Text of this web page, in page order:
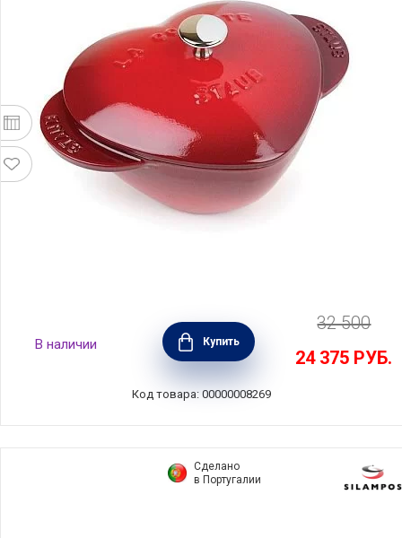
Кокот "Сердце", эмалированный чугун, цвет
гранатовый, объем 1,75 л, Staub, Франция,
1100006
В наличии Купить
32 500
24 375 РУБ.
Код товара: 00000008269
Сделано
в Португалии